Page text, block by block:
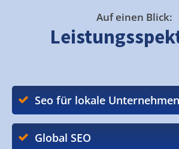
Auf einen Blick:
Seo für lokale Unternehmen
Global SEO